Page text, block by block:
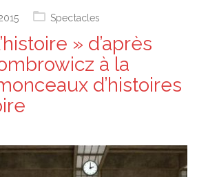
Spectacles
» d’après
à la
d’histoires